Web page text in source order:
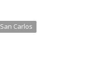
San Carlos